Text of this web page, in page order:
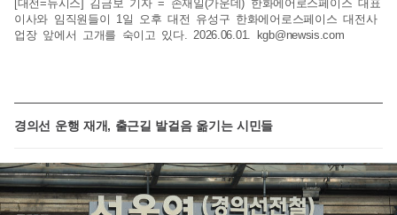
[대전=뉴시스] 김금보 기자 = 손재일(가운데) 한화에어로스페이스 대표
이사와 임직원들이 1일 오후 대전 유성구 한화에어로스페이스 대전사
업장 앞에서 고개를 숙이고 있다. 2026.06.01.
kgb@newsis.com
경의선 운행 재개, 출근길 발걸음 옮기는 시민들